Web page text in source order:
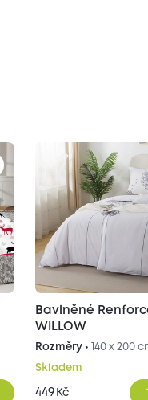
Bavlněné
WILLOW
Rozměry • 140 x 200
Skladem
449 Kč